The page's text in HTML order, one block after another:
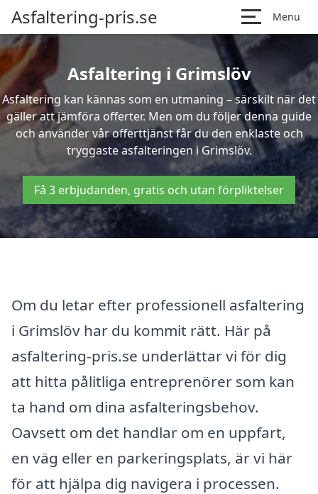
Asfaltering-pris.se Menu
Asfaltering i Grimslöv
Asfaltering kan kännas som en utmaning – särskilt när det
gäller att jämföra offerter. Men om du följer denna guide
och använder vår offerttjänst får du den enklaste och
tryggaste asfalteringen i Grimslöv.
Få 3 erbjudanden, gratis och utan förpliktelser
Om du letar efter professionell asfaltering
i Grimslöv har du kommit rätt. Här på
asfaltering-pris.se underlättar vi för dig
att hitta pålitliga entreprenörer som kan
ta hand om dina asfalteringsbehov.
Oavsett om det handlar om en uppfart,
en väg eller en parkeringsplats, är vi här
för att hjälpa dig navigera i processen.